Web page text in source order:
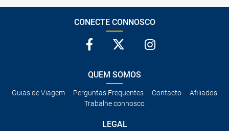
CONECTE CONNOSCO
QUEM SOMOS
Guias de Viagem Perguntas Frequentes Contacto
Afiliados
Trabalhe connosco
LEGAL